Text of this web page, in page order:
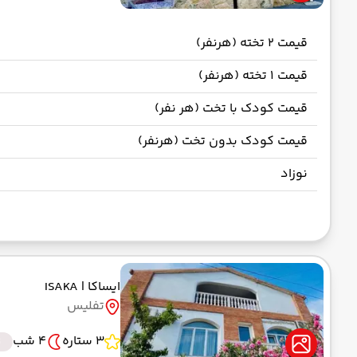
قیمت 2 تخته (هرنفر)
قیمت 1 تخته (هرنفر)
قیمت کودک با تخت (هر نفر)
قیمت کودک بدون تخت (هرنفر)
نوزاد
ایساکا | ISAKA
تفلیس
3 ستاره
4 شب